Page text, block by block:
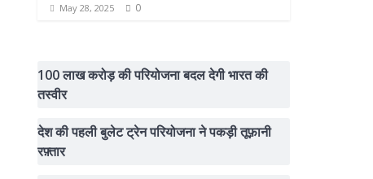
May 28, 2025 0
100 लाख करोड़ की परियोजना बदल देगी भारत की
तस्वीर
देश की पहली बुलेट ट्रेन परियोजना ने पकड़ी तूफ़ानी
रफ़्तार